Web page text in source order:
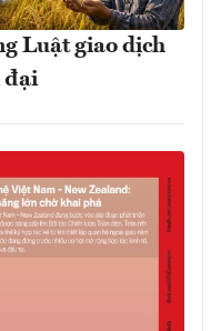
Luật giao dịch
đại